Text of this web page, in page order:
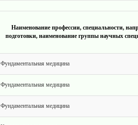
Наименование профессии, специальности,
подготовки, наименование группы научных
Фундаментальная медицина
Фундаментальная медицина
Фундаментальная медицина